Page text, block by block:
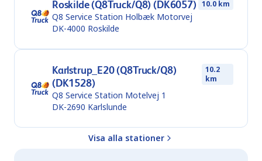
Roskilde (Q8Truck/Q8) (DK6057) 10.0 km
Q8 Service Station Holbæk Motorvej
DK-4000 Roskilde
Karlstrup_E20 (Q8Truck/Q8)
(DK1528)
10.2
km
Q8 Service Station Motelvej 1
DK-2690 Karlslunde
Visa alla stationer